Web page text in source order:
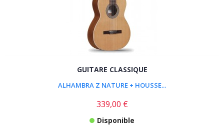
GUITARE CLASSIQUE
ALHAMBRA Z NATURE + HOUSSE...
339,00 €
Disponible